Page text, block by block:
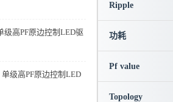
级高PF原边控制LED驱
级高PF原边控制LED
Ripple
功耗
Pf value
Topology